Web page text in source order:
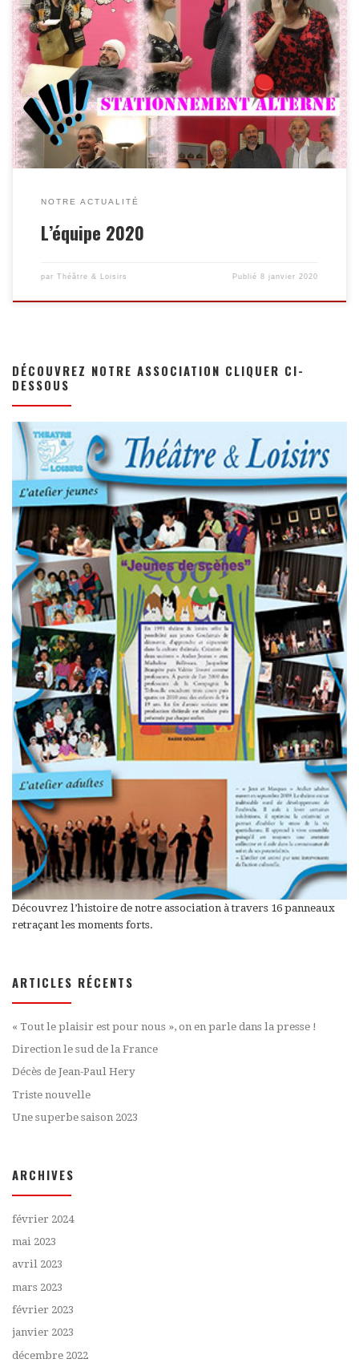
NOTRE ACTUALITÉ
L’équipe 2020
par Théâtre & Loisirs Publié8 janvier 2020
DÉCOUVREZ NOTRE ASSOCIATION CLIQUER CI-
DESSOUS
Découvrez l’histoire de notre association à travers 16 panneaux
retraçant les moments forts.
ARTICLES RÉCENTS
« Tout le plaisir est pour nous », on en parle dans la presse !
Direction le sud de la France
Décès de Jean-Paul Hery
Triste nouvelle
Une superbe saison 2023
ARCHIVES
février 2024
mai 2023
avril 2023
mars 2023
février 2023
janvier 2023
décembre 2022